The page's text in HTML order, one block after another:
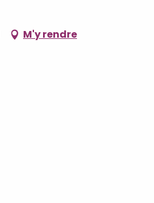
M'y rendre